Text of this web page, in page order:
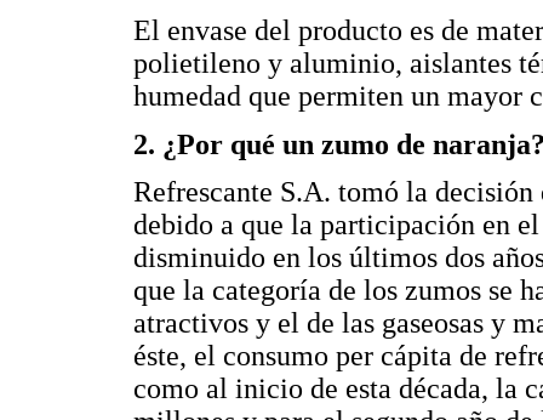
El envase del producto es de
polietileno y aluminio, aislantes
humedad que permiten un mayor
2. ¿Por qué un zumo de
Refrescante S.A. tomó la
debido a que la participación en
disminuido en los últimos dos
que la categoría de los zumos se
atractivos y el de las gaseosas y
éste, el consumo per cápita de
como al inicio de esta década, la